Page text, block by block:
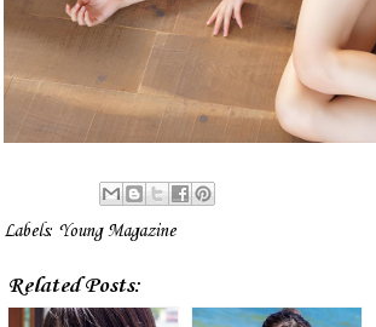
Labels: Young Magazine
Related Posts: